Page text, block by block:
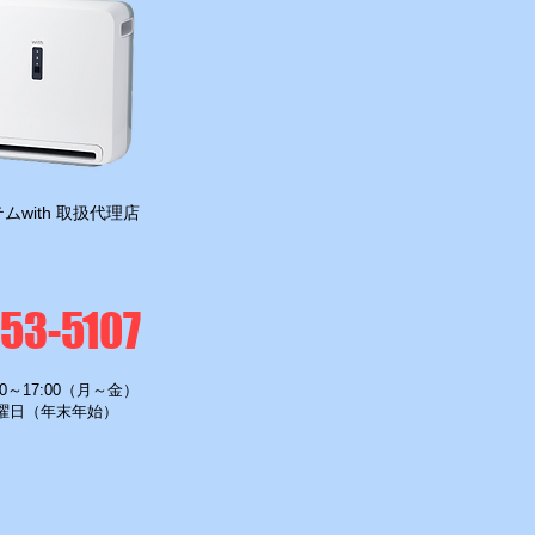
with 取扱代理店
5107
17:00（月～金）
日（年末年始）